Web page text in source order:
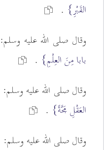
القَبْرِ} .
وقال صلى الله عليه وسلم:
بابا مِنَ العِلْمِ} .
وقال صلى الله عليه وسلم:
العَقْلِ مَجَّةً} .
وقال صلى الله عليه وسلم: